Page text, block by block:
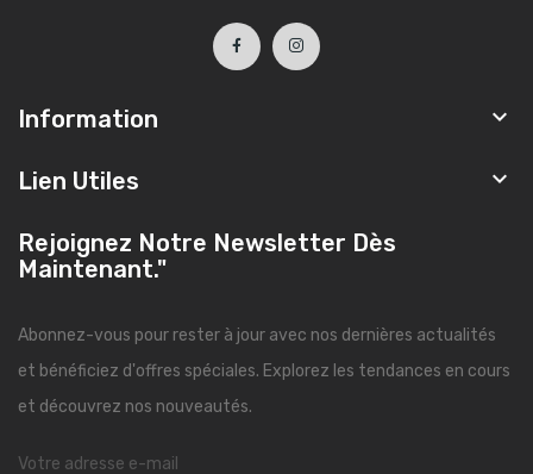
Information 
Lien Utiles 
Rejoignez Notre Newsletter Dès
Maintenant."
Abonnez-vous pour rester à jour avec nos dernières actualités
et bénéficiez d'offres spéciales. Explorez les tendances en cours
et découvrez nos nouveautés.